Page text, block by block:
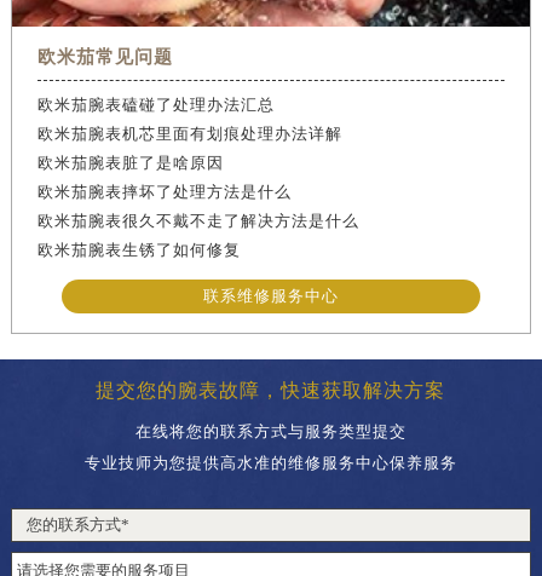
欧米茄常见问题
欧米茄腕表磕碰了处理办法汇总
欧米茄腕表机芯里面有划痕处理办法详解
欧米茄腕表脏了是啥原因
欧米茄腕表摔坏了处理方法是什么
欧米茄腕表很久不戴不走了解决方法是什么
欧米茄腕表生锈了如何修复
联系维修服务中心
提交您的腕表故障，快速获取解决方案
在线将您的联系方式与服务类型提交
专业技师为您提供高水准的维修服务中心保养服务